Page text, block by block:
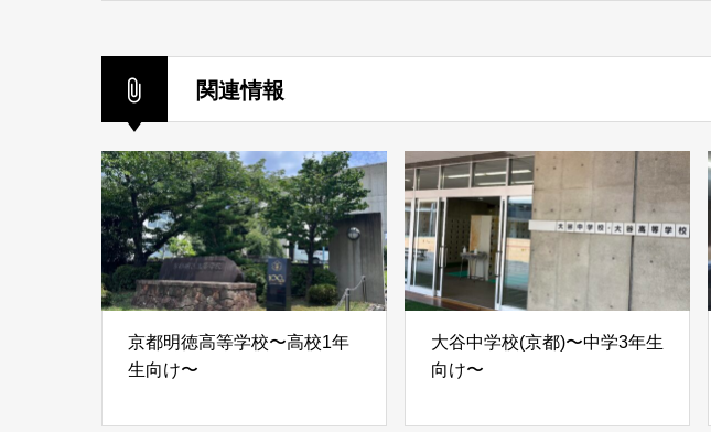
関連情報
京都明徳高等学校〜高校1年
生向け〜
大谷中学校(京都)〜中学3年生
向け〜